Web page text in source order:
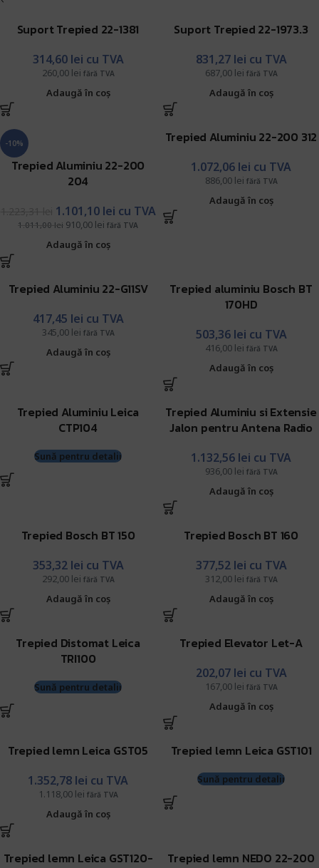
Suport Trepied 22-1381
260,00 lei fără TVA
314,60 lei cu TVA
Adaugă în coș
Suport Trepied 22-1973.3
687,00 lei fără TVA
831,27 lei cu TVA
Adaugă în coș
-10%
Trepied Aluminiu 22-200
204
1.011,00 lei 910,00 lei fără TVA
1.101,10 lei cu TVA
Adaugă în coș
Trepied Aluminiu 22-200 312
886,00 lei fără TVA
1.072,06 lei cu TVA
Adaugă în coș
Trepied Aluminiu 22-G11SV
345,00 lei fără TVA
417,45 lei cu TVA
Adaugă în coș
Trepied aluminiu Bosch BT
170HD
416,00 lei fără TVA
503,36 lei cu TVA
Adaugă în coș
Trepied Aluminiu Leica
CTP104
Sună pentru detalii
Trepied Aluminiu si Extensie
Jalon pentru Antena Radio
936,00 lei fără TVA
1.132,56 lei cu TVA
Adaugă în coș
Trepied Bosch BT 150
292,00 lei fără TVA
353,32 lei cu TVA
Adaugă în coș
Trepied Bosch BT 160
312,00 lei fără TVA
377,52 lei cu TVA
Adaugă în coș
Trepied Distomat Leica
TRI100
Sună pentru detalii
Trepied Elevator Let-A
167,00 lei fără TVA
202,07 lei cu TVA
Adaugă în coș
Trepied lemn Leica GST05
1.118,00 lei fără TVA
1.352,78 lei cu TVA
Adaugă în coș
Trepied lemn Leica GST101
Sună pentru detalii
Trepied lemn Leica GST120-
Trepied lemn NEDO 22-200